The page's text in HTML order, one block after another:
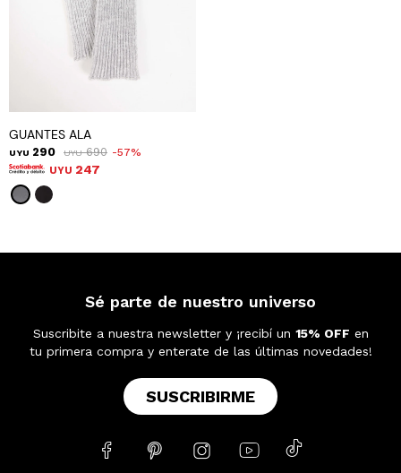
GUANTES ALA
UYU 290 UYU 690 57
UYU 247
Sé parte de nuestro universo
Suscribite a nuestra newsletter y ¡recibí un 15% OFF en
tu primera compra y enterate de las últimas novedades!
SUSCRIBIRME
    